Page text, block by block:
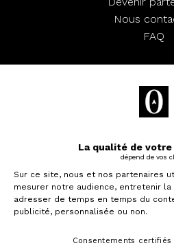
Nous
FAQ
©
Mentions
Préférences